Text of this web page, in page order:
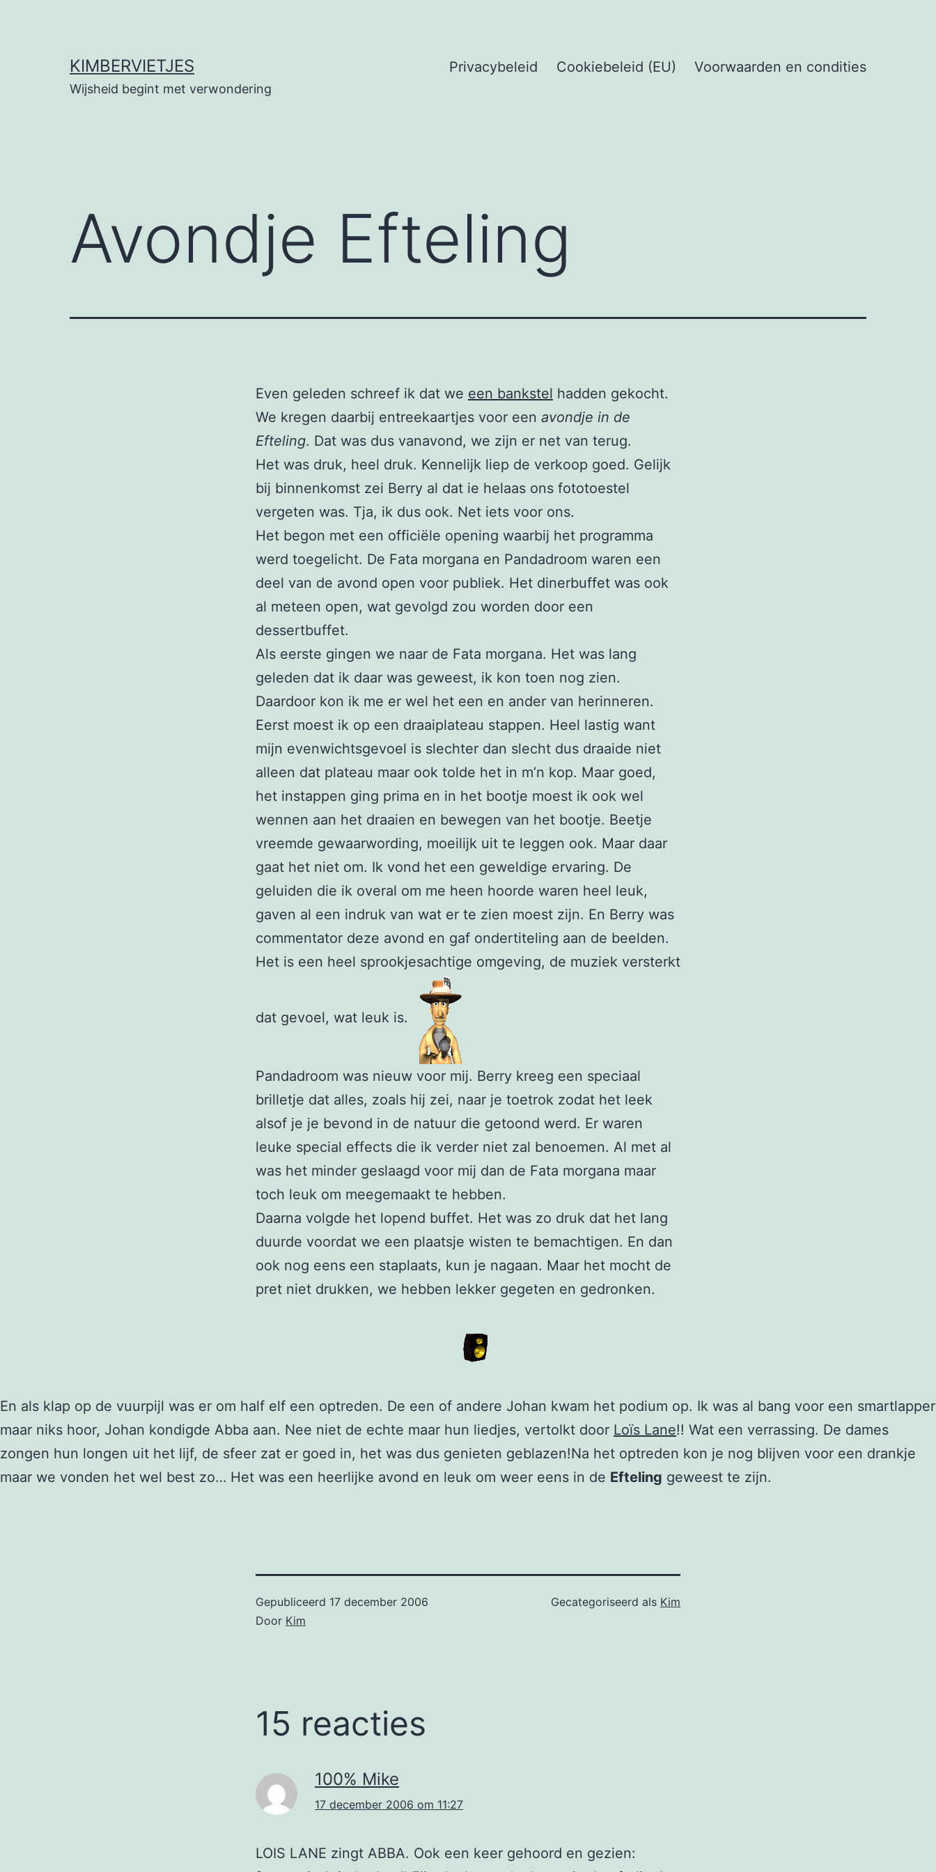
KIMBERVIETJES
Wijsheid begint met verwondering
Privacybeleid Cookiebeleid (EU) Voorwaarden en condities
Avondje Efteling
Even geleden schreef ik dat we een bankstel hadden gekocht.
We kregen daarbij entreekaartjes voor een avondje in de
Efteling. Dat was dus vanavond, we zijn er net van terug.
Het was druk, heel druk. Kennelijk liep de verkoop goed. Gelijk
bij binnenkomst zei Berry al dat ie helaas ons fototoestel
vergeten was. Tja, ik dus ook. Net iets voor ons.
Het begon met een officiële opening waarbij het programma
werd toegelicht. De Fata morgana en Pandadroom waren een
deel van de avond open voor publiek. Het dinerbuffet was ook
al meteen open, wat gevolgd zou worden door een
dessertbuffet.
Als eerste gingen we naar de Fata morgana. Het was lang
geleden dat ik daar was geweest, ik kon toen nog zien.
Daardoor kon ik me er wel het een en ander van herinneren.
Eerst moest ik op een draaiplateau stappen. Heel lastig want
mijn evenwichtsgevoel is slechter dan slecht dus draaide niet
alleen dat plateau maar ook tolde het in m’n kop. Maar goed,
het instappen ging prima en in het bootje moest ik ook wel
wennen aan het draaien en bewegen van het bootje. Beetje
vreemde gewaarwording, moeilijk uit te leggen ook. Maar daar
gaat het niet om. Ik vond het een geweldige ervaring. De
geluiden die ik overal om me heen hoorde waren heel leuk,
gaven al een indruk van wat er te zien moest zijn. En Berry was
commentator deze avond en gaf ondertiteling aan de beelden.
Het is een heel sprookjesachtige omgeving, de muziek versterkt
dat gevoel, wat leuk is.
Pandadroom was nieuw voor mij. Berry kreeg een speciaal
brilletje dat alles, zoals hij zei, naar je toetrok zodat het leek
alsof je je bevond in de natuur die getoond werd. Er waren
leuke special effects die ik verder niet zal benoemen. Al met al
was het minder geslaagd voor mij dan de Fata morgana maar
toch leuk om meegemaakt te hebben.
Daarna volgde het lopend buffet. Het was zo druk dat het lang
duurde voordat we een plaatsje wisten te bemachtigen. En dan
ook nog eens een staplaats, kun je nagaan. Maar het mocht de
pret niet drukken, we hebben lekker gegeten en gedronken.
En als klap op de vuurpijl was er om half elf een optreden. De een of andere Johan kwam het podium op. Ik was al bang voor een smartlapper
maar niks hoor, Johan kondigde Abba aan. Nee niet de echte maar hun liedjes, vertolkt door Loïs Lane!! Wat een verrassing. De dames
zongen hun longen uit het lijf, de sfeer zat er goed in, het was dus genieten geblazen!Na het optreden kon je nog blijven voor een drankje
maar we vonden het wel best zo… Het was een heerlijke avond en leuk om weer eens in de Efteling geweest te zijn.
Gepubliceerd 17 december 2006
Door Kim
Gecategoriseerd als Kim
15 reacties
100% Mike
17 december 2006 om 11:27
LOIS LANE zingt ABBA. Ook een keer gehoord en gezien: